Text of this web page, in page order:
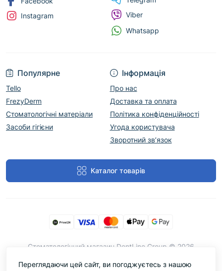
Популярне
Tello
FrezyDerm
Стоматологічні матеріали
Засоби гігієни
Інформація
Про нас
Доставка та оплата
Політика конфіденційності
Угода користувача
Зворотний зв’язок
Каталог товарів
Instagram
Viber
Whatsapp
Cтоматологічний магазин DentLine Group © 2026
Переглядаючи цей сайт, ви погоджуєтесь з нашою